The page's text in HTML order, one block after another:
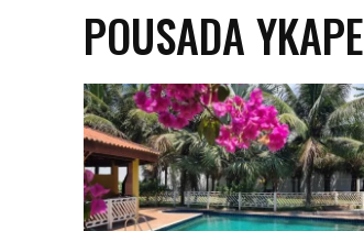
POUSADA YKAPE